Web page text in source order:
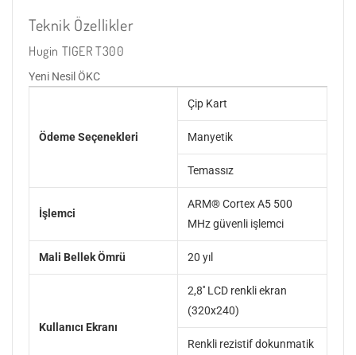
Teknik Özellikler
Hugin TIGER T300
Yeni Nesil ÖKC
Ödeme Seçenekleri
Çip Kart
Manyetik
Temassız
İşlemci
ARM® Cortex A5 500
MHz güvenli işlemci
Mali Bellek Ömrü 20 yıl
Kullanıcı Ekranı
2,8'' LCD renkli ekran
(320x240)
Renkli rezistif dokunmatik